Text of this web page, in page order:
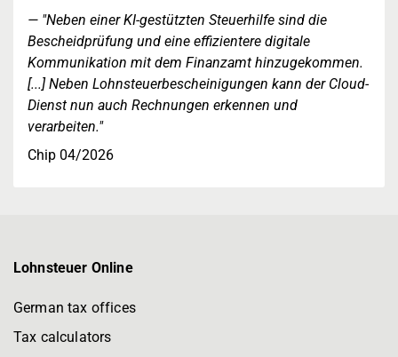
"Neben einer KI-gestützten Steuerhilfe sind die
Bescheidprüfung und eine effizientere digitale
Kommunikation mit dem Finanzamt hinzugekommen.
[...] Neben Lohnsteuerbescheinigungen kann der Cloud-
Dienst nun auch Rechnungen erkennen und
verarbeiten."
Chip 04/2026
Lohnsteuer Online
German tax offices
Tax calculators